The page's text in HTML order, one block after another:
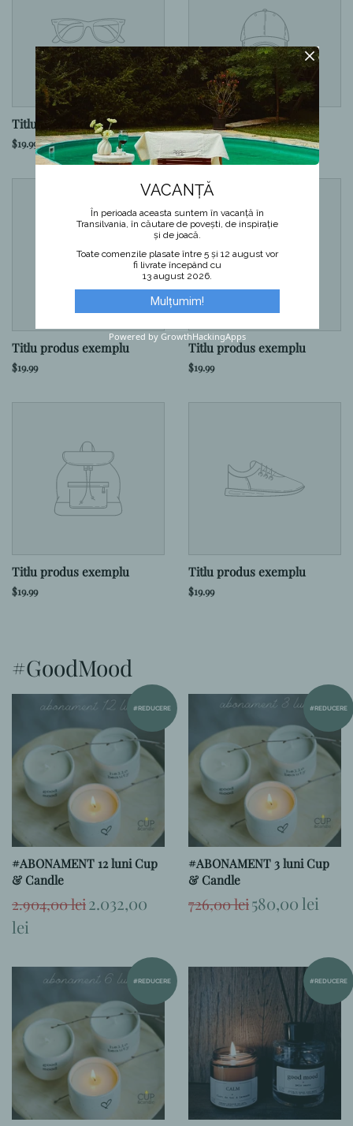
Titlu produs exemplu
$19.99
Titlu produs exemplu
$19.99
Titlu produs exemplu
$19.99
Titlu produs exemplu
$19.99
Titlu produs exemplu
$19.99
Titlu produs exemplu
$19.99
#GoodMood
#REDUCERE
#ABONAMENT 12 luni Cup
& Candle
Preț
obișnuit
2.904,00 lei Preț
la
2.032,00
lei
#REDUCERE
#ABONAMENT 3 luni Cup
& Candle
Preț
obișnuit
726,00 lei Preț
la
580,00 lei
#REDUCERE #REDUCERE
VACANȚĂ
În perioada aceasta suntem în vacanță în
Transilvania, în căutare de povești, de inspirație
și de joacă.
Toate comenzile plasate între 5 și 12 august vor
fi livrate începând cu
13 august 2026.
Mulțumim!
Powered by GrowthHackingApps